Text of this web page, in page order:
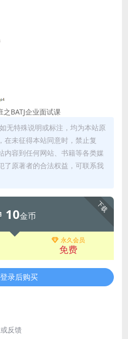
之BATJ企业面试课
无特殊说明或标注，均为本站原
在未征得本站同意时，禁止复
内容到任何网站、书籍等各类媒
了原著者的合法权益，可联系我
下载
10金币
永久会员
免费
登录后购买
反馈